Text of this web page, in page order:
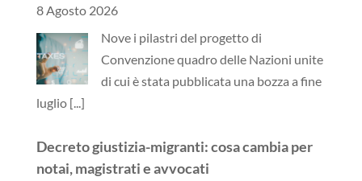
8 Agosto 2026
Nove i pilastri del progetto di
Convenzione quadro delle Nazioni unite
di cui è stata pubblicata una bozza a fine
luglio [...]
Decreto giustizia-migranti: cosa cambia per
notai, magistrati e avvocati